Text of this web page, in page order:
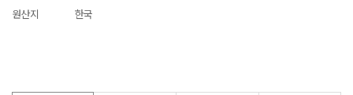
원산지 한국